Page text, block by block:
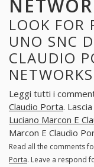
LOOK FOR
UNO SNC
CLAUDIO
NETWORKS
Leggi tutti i
Claudio Porta.
Luciano Marcon E
Marcon E Claudio
Read all the comments
Porta. Leave a respond